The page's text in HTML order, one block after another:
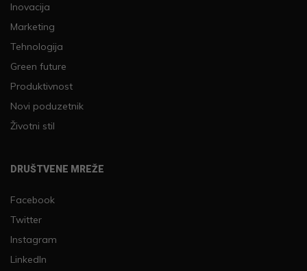
Inovacija
Marketing
Tehnologija
Green future
Produktivnost
Novi poduzetnik
Životni stil
DRUŠTVENE MREŽE
Facebook
Twitter
Instagram
LinkedIn